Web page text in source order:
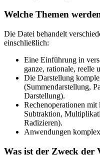
Welche Themen
Die Datei behandelt
einschließlich:
Eine Einführung in
ganze, rationale, reelle
Die Darstellung
(Summendarstellung,
Darstellung).
Rechenoperationen
Subtraktion,
Radizieren).
Anwendungen
Was ist der Zweck der